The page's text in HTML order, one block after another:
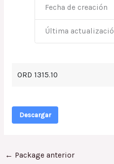
Fecha de creación
Última
ORD 1315.10
Descargar
← Package anterior